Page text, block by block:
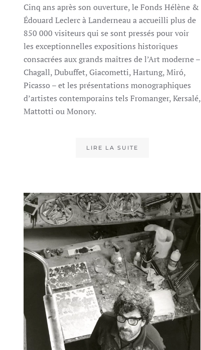
Cinq ans après son ouverture, le Fonds Hélène &
Édouard Leclerc à Landerneau a accueilli plus de
850 000 visiteurs qui se sont pressés pour voir
les exceptionnelles expositions historiques
consacrées aux grands maîtres de l’Art moderne –
Chagall, Dubuffet, Giacometti, Hartung, Miró,
Picasso – et les présentations monographiques
d’artistes contemporains tels Fromanger, Kersalé,
Mattotti ou Monory.
LIRE LA SUITE